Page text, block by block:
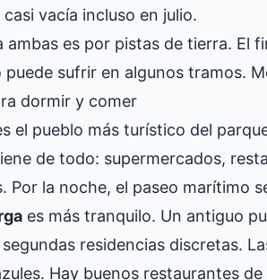
casi vacía incluso en julio.
ambas es por pistas de tierra. El
puede sufrir en algunos tramos.
dormir y comer
el pueblo más turístico del
de todo: supermercados,
Por la noche, el paseo marítimo
es más tranquilo. Un antiguo
residencias discretas.
Hay buenos restaurantes